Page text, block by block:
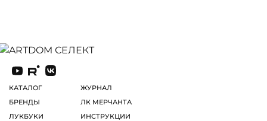
КАТАЛОГ
БРЕНДЫ
ЛУКБУКИ
ЖУРНАЛ
ЛК МЕРЧАНТА
ИНСТРУКЦИИ